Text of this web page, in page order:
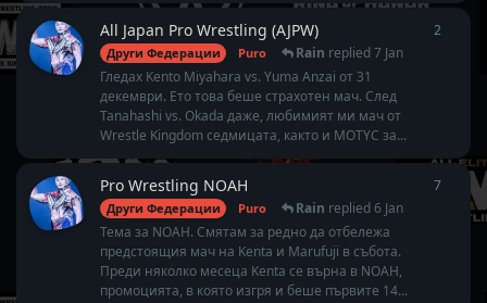
All Japan Pro Wrestling (AJPW)
Други Федерации Puro Rain replied7 Jan
Гледах Kento Miyahara vs. Yuma Anzai от 31
декември. Ето това беше страхотен мач. След
Tanahashi vs. Okada даже, любимият ми мач от
Wrestle Kingdom седмицата, както и MOTYC за...
2
Pro Wrestling NOAH
Други Федерации Puro Rain replied6 Jan
Тема за NOAH. Смятам за редно да отбележа
предстоящия мач на Kenta и Marufuji в събота.
Преди няколко месеца Kenta се върна в NOAH,
промоцията, в която изгря и беше първите 14...
7